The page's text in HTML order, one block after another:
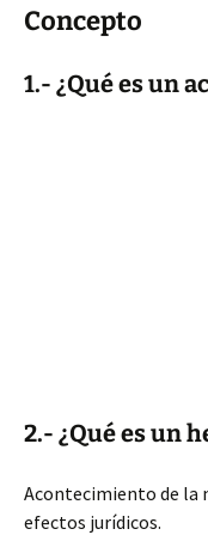
Concepto
1.- ¿Qué es un
2.- ¿Qué es un
Acontecimiento de la
efectos jurídicos.